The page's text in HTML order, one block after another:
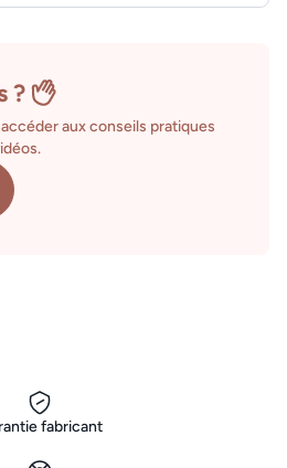
?
aux conseils pratiques
fabricant